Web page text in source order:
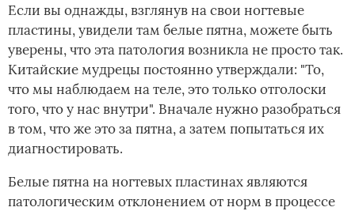
Если вы однажды, взглянув на свои ногтевые
пластины, увидели там белые пятна, можете быть
уверены, что эта патология возникла не просто так.
Китайские мудрецы постоянно утверждали: "То,
что мы наблюдаем на теле, это только отголоски
того, что у нас внутри". Вначале нужно разобраться
в том, что же это за пятна, а затем попытаться их
диагностировать.
Белые пятна на ногтевых пластинах являются
патологическим отклонением от норм в процессе